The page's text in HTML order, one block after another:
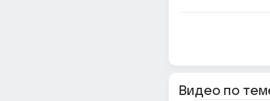
Видео по